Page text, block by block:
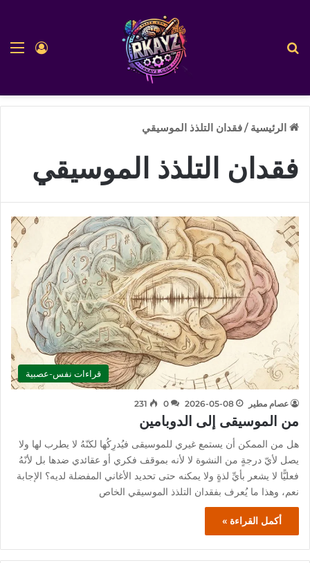
تسجيل
الرئيسية /فقدان التلذذ الموسيقي
فقدان التلذذ الموسيقي
قراءات نفس-عصبية
عصام مطير 2026-05-08
0
231
من الموسيقى إلى الدوبامين
هل من الممكن أن يستمع غيري للموسيقى فيُدرِكُها لكنّهُ لا يطرب لها ولا
يصل لأيّ درجةٍ من النشوة لا لأنه بموقف فكري أو عقائدي ضدها بل لأنّهُ
فعليًّا لا يشعر بأيِّ لذةٍ ولا يمكنه حتى تحديد الأغاني المفضلة لديه؟ الإجابة
نعم، وهذا ما يُعرف بفقدان التلذذ الموسيقي الخاص
أكمل القراءة »